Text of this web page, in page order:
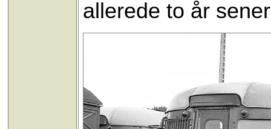
allerede to år